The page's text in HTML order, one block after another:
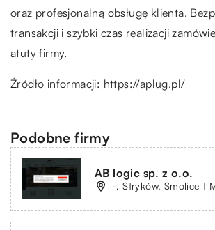
oraz profesjonalną obsługę klienta.
transakcji i szybki czas realizacji
atuty firmy.
Źródło informacji: https://aplug.pl/
Podobne firmy
AB logic sp. z o.o.
-, Stryków, Smolice 1